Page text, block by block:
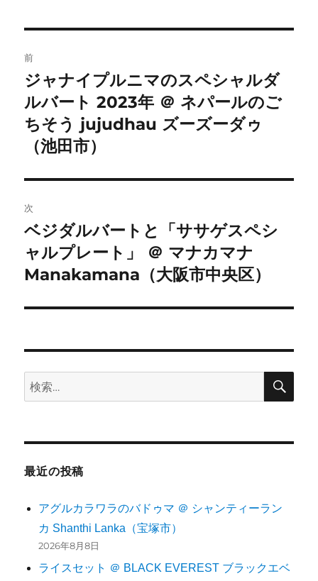
稿
ナ
ビ
シ
ョ
ン
前
前
の
投
稿:
ジャナイプルニマのスペシャルダ
ルバート 2023年 ＠ ネパールのご
ちそう jujudhau ズーズーダゥ
（池田市）
次
次
の
投
ベジダルバートと「ササゲスペシ
ャルプレート」 ＠ マナカマナ
Manakamana（大阪市中央区）
検
索:
検
最近の投稿
アグルカラワラのバドゥマ ＠ シャンティーラン
カ Shanthi Lanka（宝塚市）
2026年8月8日
ライスセット ＠ BLACK EVEREST ブラックエベ